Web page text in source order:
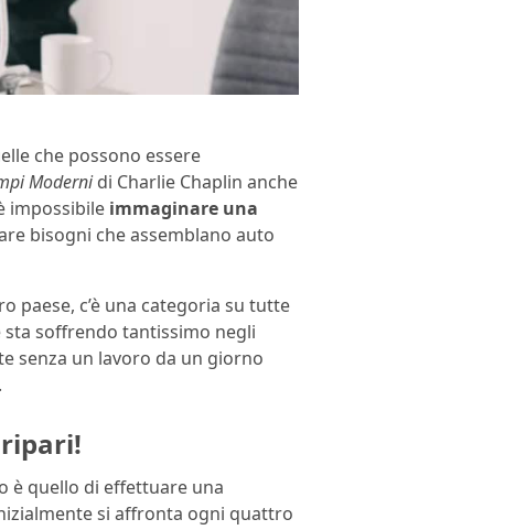
che possono essere
Modernidi Charlie Chaplin anche
impossibile immaginare una
bisogni che assemblano auto
paese, c’è una categoria su tutte
sta soffrendo tantissimo negli
senza un lavoro da un giorno
è quello di effettuare una
si affronta ogni quattro